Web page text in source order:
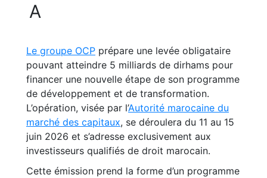
A
Le groupe OCP prépare une levée obligataire
pouvant atteindre 5 milliards de dirhams pour
financer une nouvelle étape de son programme
de développement et de transformation.
L’opération, visée par l’Autorité marocaine du
marché des capitaux, se déroulera du 11 au 15
juin 2026 et s’adresse exclusivement aux
investisseurs qualifiés de droit marocain.
Cette émission prend la forme d’un programme